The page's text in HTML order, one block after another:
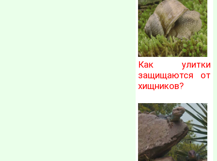
Как улитки
защищаются от
хищников?